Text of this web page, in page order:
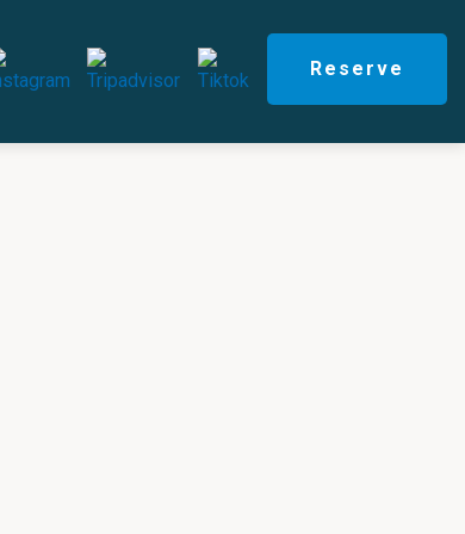
Reserve